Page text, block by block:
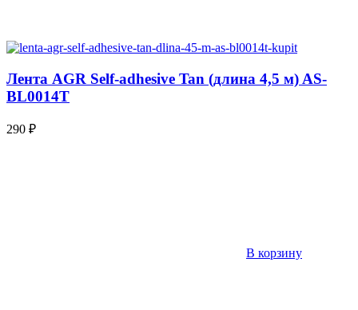
Лента AGR Self-adhesive Tan (длина 4,5 м) AS-
BL0014T
290 ₽
В корзину